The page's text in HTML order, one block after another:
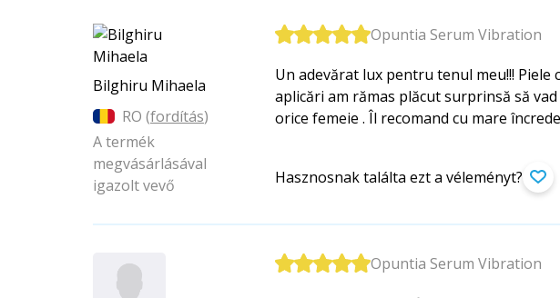
Bilghiru Mihaela
RO (fordítás)
A termék
megvásárlásával
igazolt vevő
Opuntia Serum Vibration
Un adevărat lux pentru tenul meu!!!
aplicări am rămas plăcut surprinsă să
orice femeie . Îl recomand cu mare
Hasznosnak találta ezt a véleményt?
Opuntia Serum Vibration